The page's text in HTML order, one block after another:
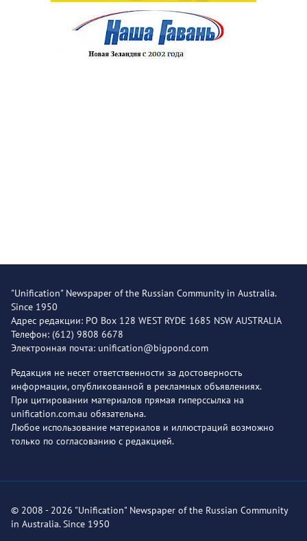
"Unification" Newspaper of the Russian Community in Australia.
Since 1950
Адрес редакции: PO Box 128 WEST RYDE 1685 NSW AUSTRALIA
Телефон: (612) 9808 6678
Электронная почта: unification@bigpond.com
Редакция не несет ответственности за достоверность
информации, опубликованной в рекламных объявлениях.
При цитировании материалов прямая гиперссылка на
unification.com.au обязательна.
Любое использование материалов и иллюстраций возможно
только по согласованию с редакцией.
© 2008 - 2026 "Unification" Newspaper of the Russian Community
in Australia. Since 1950